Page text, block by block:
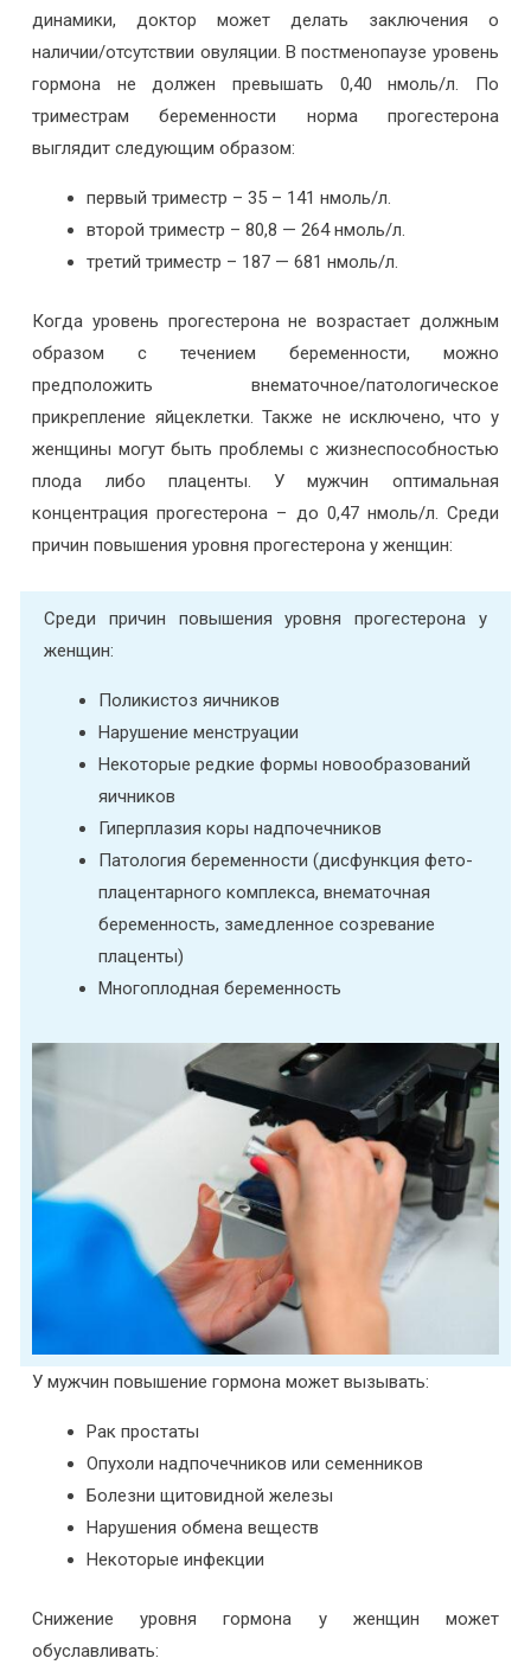
динамики, доктор может делать заключения о
наличии/отсутствии овуляции. В постменопаузе уровень
гормона не должен превышать 0,40 нмоль/л. По
триместрам беременности норма прогестерона
выглядит следующим образом:
первый триместр – 35 – 141 нмоль/л.
второй триместр – 80,8 — 264 нмоль/л.
третий триместр – 187 — 681 нмоль/л.
Когда уровень прогестерона не возрастает должным
образом с течением беременности, можно
предположить внематочное/патологическое
прикрепление яйцеклетки. Также не исключено, что у
женщины могут быть проблемы с жизнеспособностью
плода либо плаценты. У мужчин оптимальная
концентрация прогестерона – до 0,47 нмоль/л. Среди
причин повышения уровня прогестерона у женщин:
Среди причин повышения уровня прогестерона у
женщин:
Поликистоз яичников
Нарушение менструации
Некоторые редкие формы новообразований
яичников
Гиперплазия коры надпочечников
Патология беременности (дисфункция фето-
плацентарного комплекса, внематочная
беременность, замедленное созревание
плаценты)
Многоплодная беременность
У мужчин повышение гормона может вызывать:
Рак простаты
Опухоли надпочечников или семенников
Болезни щитовидной железы
Нарушения обмена веществ
Некоторые инфекции
Снижение уровня гормона у женщин может
обуславливать: